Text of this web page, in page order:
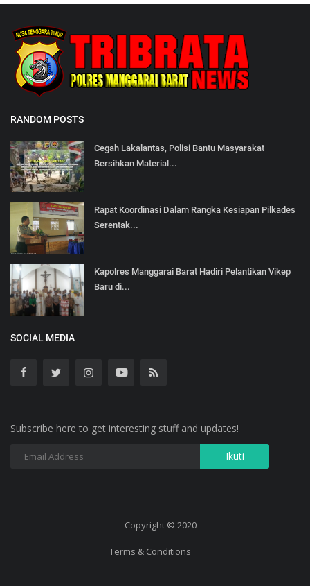
RANDOM POSTS
Cegah Lakalantas, Polisi Bantu Masyarakat
Bersihkan Material...
Rapat Koordinasi Dalam Rangka Kesiapan Pilkades
Serentak...
Kapolres Manggarai Barat Hadiri Pelantikan Vikep
Baru di...
SOCIAL MEDIA
Subscribe here to get interesting stuff and updates!
Copyright © 2020
Terms & Conditions